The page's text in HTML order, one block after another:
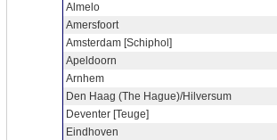
Almelo
Amersfoort
Amsterdam [Schiphol]
Apeldoorn
Arnhem
Den Haag (The Hague)/Hilversum
Deventer [Teuge]
Eindhoven